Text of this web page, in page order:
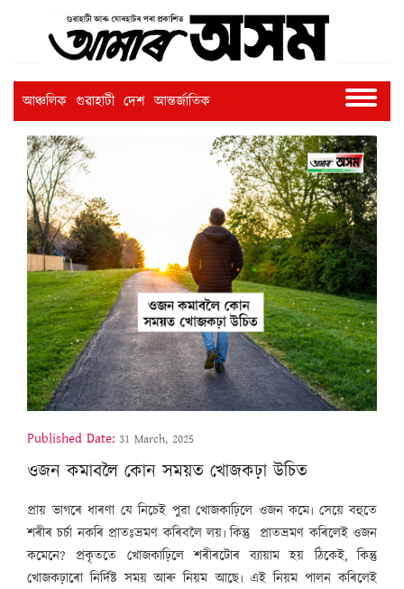
আঞ্চলিক গুৱাহাটী দেশ আন্তৰ্জাতিক
Published Date: 31 March, 2025
ওজন কমাবলৈ কোন সময়ত খোজকঢ়া উচিত
প্ৰায় ভাগৰে ধাৰণা যে নিচেই পুৱা খোজকাঢ়িলে ওজন কমে৷ সেয়ে বহুতে
শৰীৰ চৰ্চা নকৰি প্ৰাতঃভ্ৰমণ কৰিবলৈ লয়৷ কিন্তু প্ৰাতভ্ৰমণ কৰিলেই ওজন
কমেনে? প্ৰকৃততে খোজকাঢ়িলে শৰীৰটোৰ ব্যায়াম হয় ঠিকেই, কিন্তু
খোজকঢ়াৰো নিৰ্দিষ্ট সময় আৰু নিয়ম আছে৷ এই নিয়ম পালন কৰিলেই